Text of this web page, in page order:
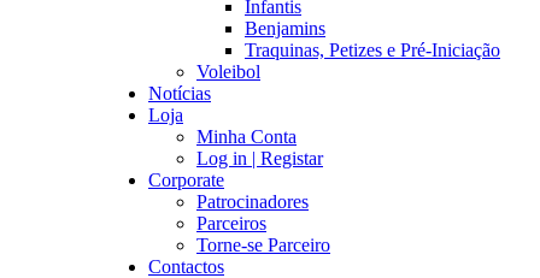
Infantis
Benjamins
Traquinas, Petizes e Pré-Iniciação
Voleibol
Notícias
Loja
Minha Conta
Log in | Registar
Corporate
Patrocinadores
Parceiros
Torne-se Parceiro
Contactos